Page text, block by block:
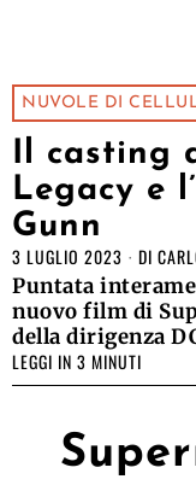
NUVOLE DI
Il casting
Legacy e
Gunn
3 LUGLIO 2023 DI
Puntata
nuovo film di
della dirigenza
LEGGI IN 3 MINUTI